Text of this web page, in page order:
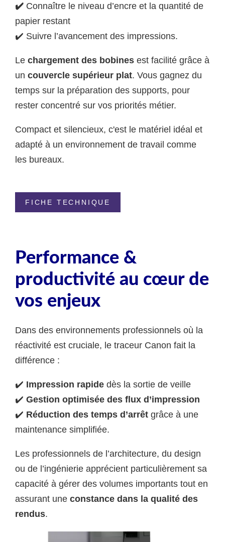
✔️ Connaître le niveau d’encre et la quantité de
papier restant
✔️ Suivre l’avancement des impressions.
Le chargement des bobines est facilité grâce à
un couvercle supérieur plat. Vous gagnez du
temps sur la préparation des supports, pour
rester concentré sur vos priorités métier.
Compact et silencieux, c'est le matériel idéal et
adapté à un environnement de travail comme
les bureaux.
FICHE TECHNIQUE
Performance &
productivité au cœur de
vos enjeux
Dans des environnements professionnels où la
réactivité est cruciale, le traceur Canon fait la
différence :
✔️ Impression rapide dès la sortie de veille
✔️ Gestion optimisée des flux d’impression
✔️ Réduction des temps d’arrêt grâce à une
maintenance simplifiée.
Les professionnels de l’architecture, du design
ou de l’ingénierie apprécient particulièrement sa
capacité à gérer des volumes importants tout en
assurant une constance dans la qualité des
rendus.